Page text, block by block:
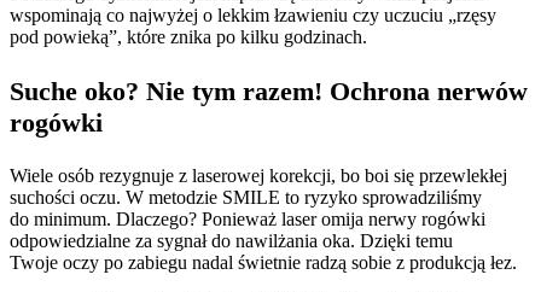
wspominają co najwyżej o lekkim łzawieniu czy uczuciu „rzęsy
pod powieką”, które znika po kilku godzinach.
Suche oko? Nie tym razem! Ochrona nerwów
rogówki
Wiele osób rezygnuje z laserowej korekcji, bo boi się przewlekłej
suchości oczu. W metodzie SMILE to ryzyko sprowadziliśmy
do minimum. Dlaczego? Ponieważ laser omija nerwy rogówki
odpowiedzialne za sygnał do nawilżania oka. Dzięki temu
Twoje oczy po zabiegu nadal świetnie radzą sobie z produkcją łez.